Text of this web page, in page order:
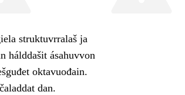
struktuvrralaš ja
hálddašit ásahuvvon
oktavuođain.
dan.